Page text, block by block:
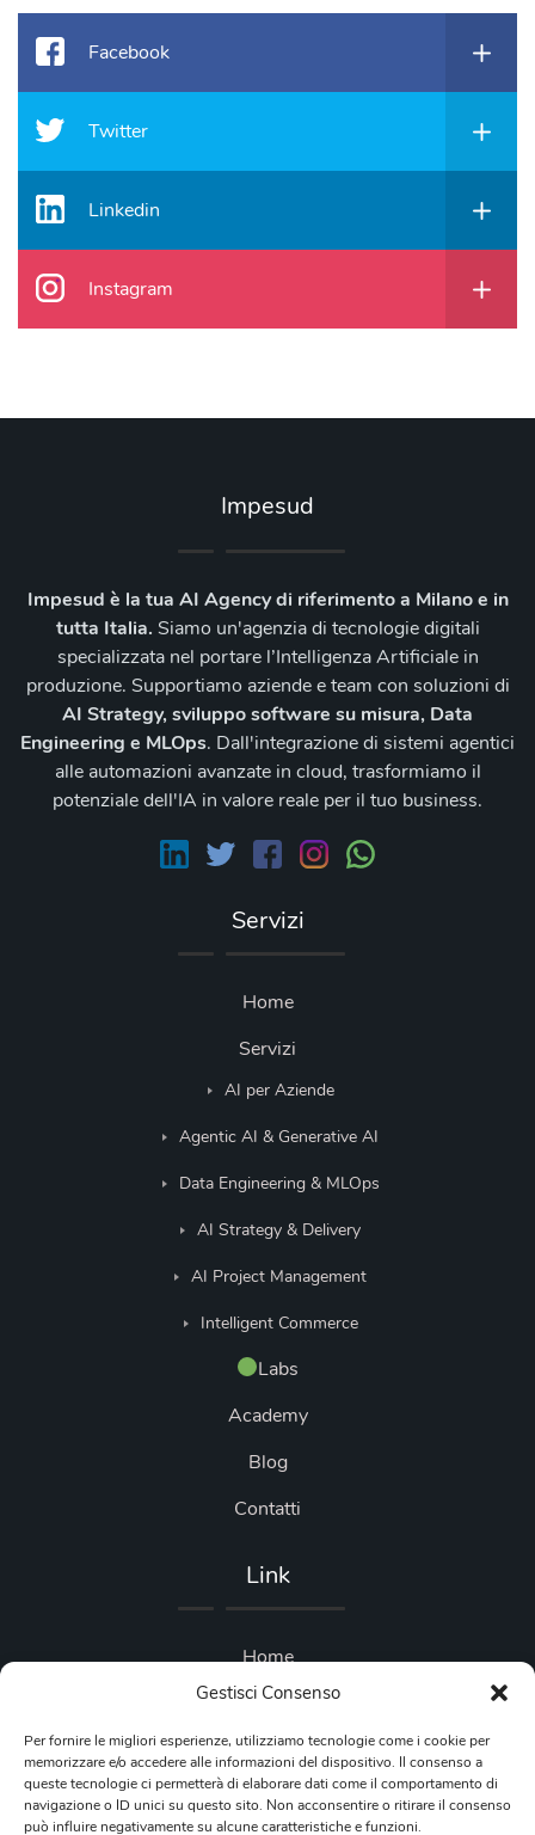
Gestisci Consenso
Per fornire le migliori esperienze, utilizziamo tecnologie come i cookie per
memorizzare e/o accedere alle informazioni del dispositivo. Il consenso a
queste tecnologie ci permetterà di elaborare dati come il comportamento di
navigazione o ID unici su questo sito. Non acconsentire o ritirare il consenso
può influire negativamente su alcune caratteristiche e funzioni.
Facebook
Twitter
Linkedin
Instagram
Impesud
Impesud è la tua AI Agency di riferimento a Milano e in
tutta Italia. Siamo un'agenzia di tecnologie digitali
specializzata nel portare l’Intelligenza Artificiale in
produzione. Supportiamo aziende e team con soluzioni di
AI Strategy, sviluppo software su misura, Data
Engineering e MLOps. Dall'integrazione di sistemi agentici
alle automazioni avanzate in cloud, trasformiamo il
potenziale dell'IA in valore reale per il tuo business.
Servizi
Home
Servizi
AI per Aziende
Agentic AI & Generative AI
Data Engineering & MLOps
AI Strategy & Delivery
AI Project Management
Intelligent Commerce
Labs
Academy
Blog
Contatti
Link
Home
Blog
Privacy Policy
Cookie Policy